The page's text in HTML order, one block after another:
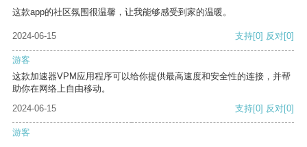
这款app的社区氛围很温馨，让我能够感受到家的温暖。
2024-06-15 支持[0] 反对[0]
游客
这款加速器VPM应用程序可以给你提供最高速度和安全性的连接，并帮
助你在网络上自由移动。
2024-06-15
支持[0] 反对[0]
游客